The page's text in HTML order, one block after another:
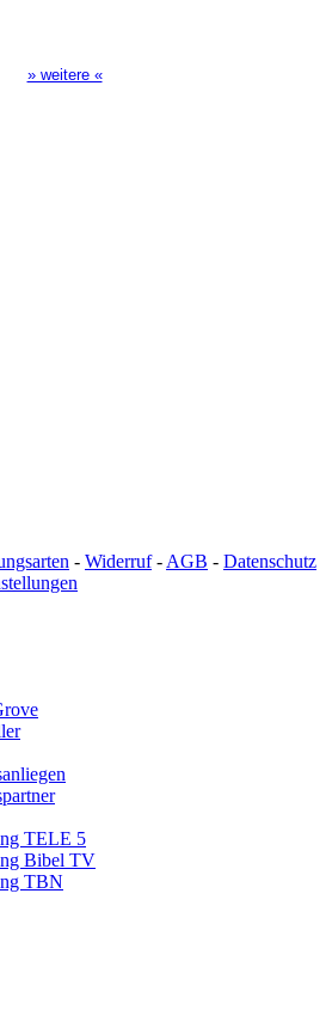
» weitere «
- Widerruf- AGB - Datenschutz
TELE 5
Bibel TV
TBN